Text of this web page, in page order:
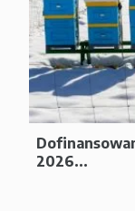
2026...